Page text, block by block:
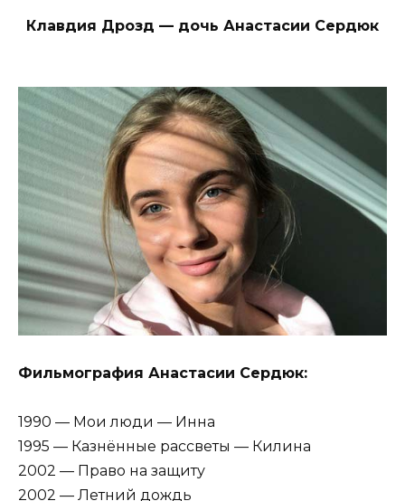
Клавдия Дрозд — дочь Анастасии Сердюк
Фильмография Анастасии Сердюк:
1990 — Мои люди — Инна
1995 — Казнённые рассветы — Килина
2002 — Право на защиту
2002 — Летний дождь